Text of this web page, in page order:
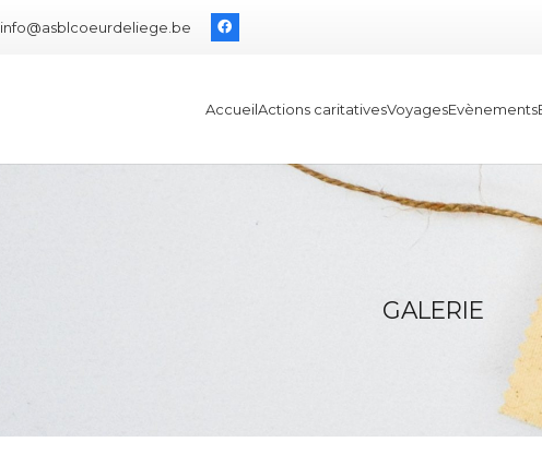
info@asblcoeurdeliege.be
AccueilActions caritativesVoyagesEvènements
GALERIE